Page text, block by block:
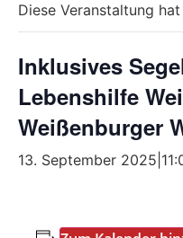
Diese Veranstaltung
Inklusives
Lebenshilfe
Weißenburger
13. September